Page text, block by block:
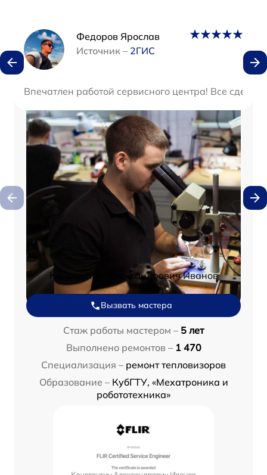
Федоров Ярослав
Источник – 2ГИС
Впечатлен работой сервисного центра! Все
Наши мастера
Константин Александрович Иванов
Вызвать мастера
Стаж работы мастером – 5 лет
Выполнено ремонтов – 1 470
Специализация – ремонт тепловизоров
Образование – КубГТУ, «Мехатроника и
робототехника»